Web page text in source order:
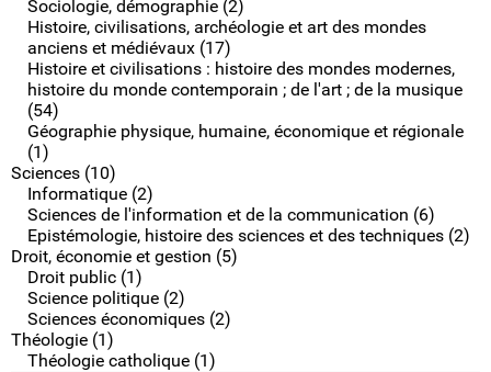
Sociologie, démographie (2)
Histoire, civilisations, archéologie et art des mondes
anciens et médiévaux (17)
Histoire et civilisations : histoire des mondes modernes,
histoire du monde contemporain ; de l'art ; de la musique
(54)
Géographie physique, humaine, économique et régionale
(1)
Sciences (10)
Informatique (2)
Sciences de l'information et de la communication (6)
Epistémologie, histoire des sciences et des techniques (2)
Droit, économie et gestion (5)
Droit public (1)
Science politique (2)
Sciences économiques (2)
Théologie (1)
Théologie catholique (1)